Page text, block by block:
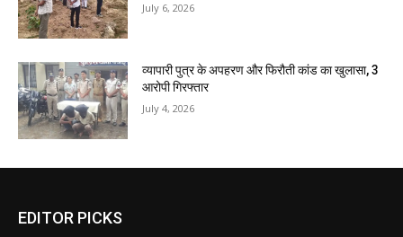
July 6, 2026
व्यापारी पुत्र के अपहरण और फिरौती कांड का खुलासा, 3
आरोपी गिरफ्तार
July 4, 2026
EDITOR PICKS